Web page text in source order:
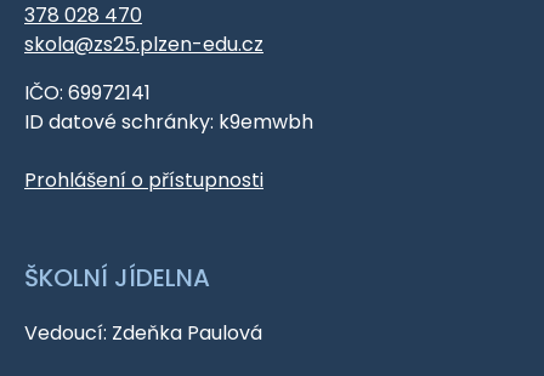
378 028 470
skola@zs25.plzen-edu.cz
IČO: 69972141
ID datové schránky: k9emwbh
Prohlášení o přístupnosti
ŠKOLNÍ JÍDELNA
Vedoucí: Zdeňka Paulová